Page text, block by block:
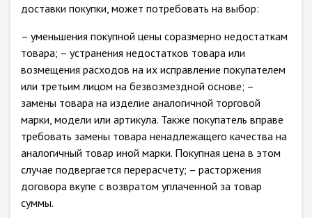
доставки покупки, может потребовать на выбор:
– уменьшения покупной цены соразмерно недостаткам
товара; – устранения недостатков товара или
возмещения расходов на их исправление покупателем
или третьим лицом на безвозмездной основе; –
замены товара на изделие аналогичной торговой
марки, модели или артикула. Также покупатель вправе
требовать замены товара ненадлежащего качества на
аналогичный товар иной марки. Покупная цена в этом
случае подвергается перерасчету; – расторжения
договора вкупе с возвратом уплаченной за товар
суммы.